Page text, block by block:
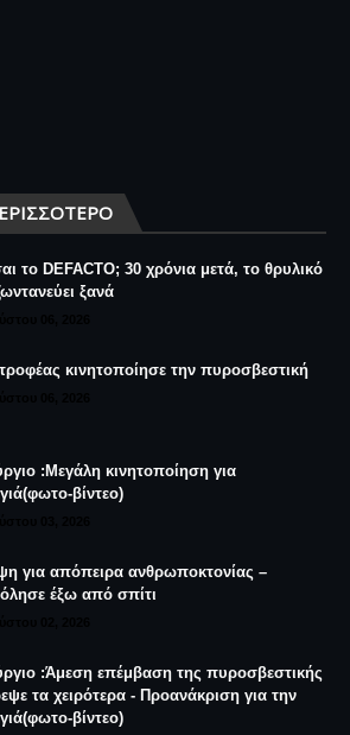
το DEFACTO; 30 χρόνια μετά, το θρυλικό
ξανά
κινητοποίησε την πυροσβεστική
:Μεγάλη κινητοποίηση για
βίντεο)
για απόπειρα ανθρωποκτονίας –
έξω από σπίτι
:Άμεση επέμβαση της πυροσβεστικής
τα χειρότερα - Προανάκριση για την
βίντεο)